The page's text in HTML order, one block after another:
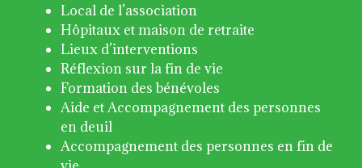
Local de l’association
Hôpitaux et maison de retraite
Lieux d’interventions
Réflexion sur la fin de vie
Formation des bénévoles
Aide et Accompagnement des personnes
en deuil
Accompagnement des personnes en fin de